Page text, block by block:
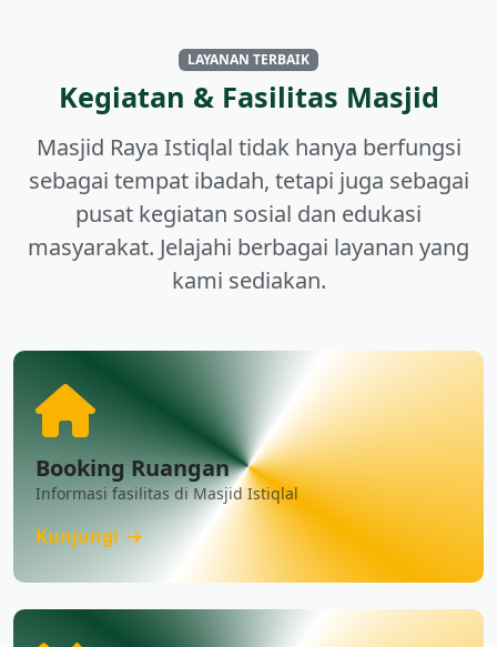
LAYANAN TERBAIK
Kegiatan & Fasilitas Masjid
Masjid Raya Istiqlal tidak hanya berfungsi
sebagai tempat ibadah, tetapi juga sebagai
pusat kegiatan sosial dan edukasi
masyarakat. Jelajahi berbagai layanan yang
kami sediakan.
Booking Ruangan
Informasi fasilitas di Masjid Istiqlal
Kunjungi